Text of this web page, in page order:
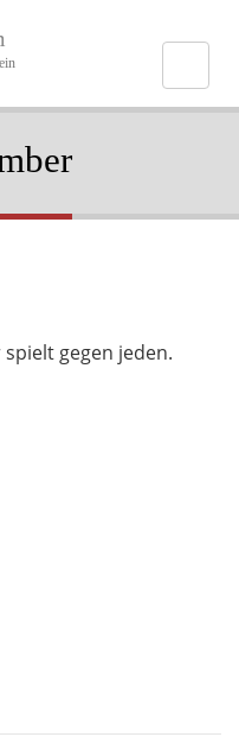
gegen jeden.